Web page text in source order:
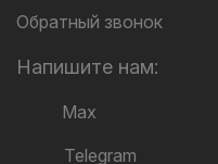
Обратный звонок
Напишите нам:
Max
Telegram